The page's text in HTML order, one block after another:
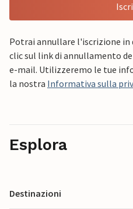
Potrai annullare l'iscrizione in
clic sul link di annullamento
e-mail. Utilizzeremo le tue
la nostra Informativa sulla
Esplora
Destinazioni